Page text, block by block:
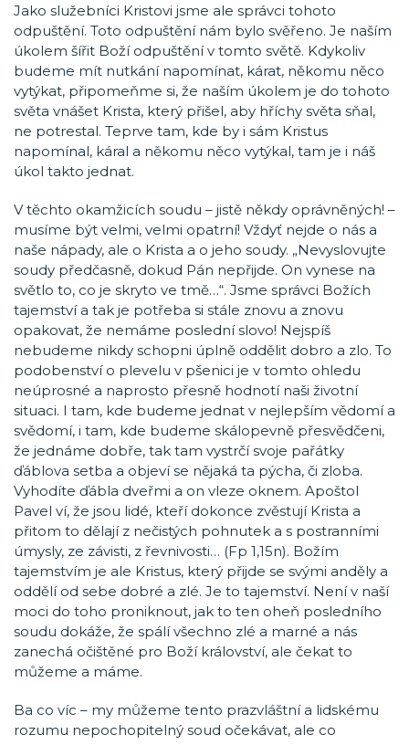
Jako služebníci Kristovi jsme ale správci tohoto
odpuštění. Toto odpuštění nám bylo svěřeno. Je naším
úkolem šířit Boží odpuštění v tomto světě. Kdykoliv
budeme mít nutkání napomínat, kárat, někomu něco
vytýkat, připomeňme si, že naším úkolem je do tohoto
světa vnášet Krista, který přišel, aby hříchy světa sňal,
ne potrestal. Teprve tam, kde by i sám Kristus
napomínal, káral a někomu něco vytýkal, tam je i náš
úkol takto jednat.
V těchto okamžicích soudu – jistě někdy oprávněných! –
musíme být velmi, velmi opatrní! Vždyť nejde o nás a
naše nápady, ale o Krista a o jeho soudy. „Nevyslovujte
soudy předčasně, dokud Pán nepřijde. On vynese na
světlo to, co je skryto ve tmě…“. Jsme správci Božích
tajemství a tak je potřeba si stále znovu a znovu
opakovat, že nemáme poslední slovo! Nejspíš
nebudeme nikdy schopni úplně oddělit dobro a zlo. To
podobenství o plevelu v pšenici je v tomto ohledu
neúprosné a naprosto přesně hodnotí naši životní
situaci. I tam, kde budeme jednat v nejlepším vědomí a
svědomí, i tam, kde budeme skálopevně přesvědčeni,
že jednáme dobře, tak tam vystrčí svoje pařátky
ďáblova setba a objeví se nějaká ta pýcha, či zloba.
Vyhodíte ďábla dveřmi a on vleze oknem. Apoštol
Pavel ví, že jsou lidé, kteří dokonce zvěstují Krista a
přitom to dělají z nečistých pohnutek a s postranními
úmysly, ze závisti, z řevnivosti… (Fp 1,15n). Božím
tajemstvím je ale Kristus, který přijde se svými anděly a
oddělí od sebe dobré a zlé. Je to tajemství. Není v naší
moci do toho proniknout, jak to ten oheň posledního
soudu dokáže, že spálí všechno zlé a marné a nás
zanechá očištěné pro Boží království, ale čekat to
můžeme a máme.
Ba co víc – my můžeme tento prazvláštní a lidskému
rozumu nepochopitelný soud očekávat, ale co